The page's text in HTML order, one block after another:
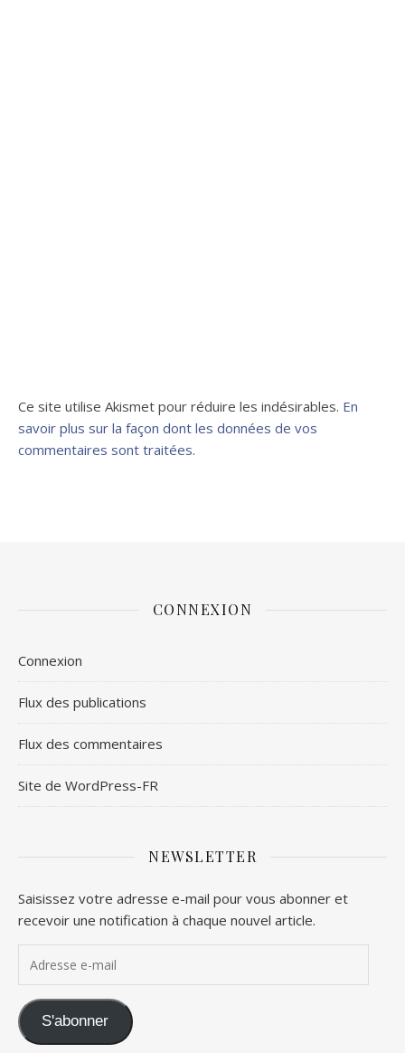
Ce site utilise Akismet pour réduire les indésirables. En
savoir plus sur la façon dont les données de vos
commentaires sont traitées.
CONNEXION
Connexion
Flux des publications
Flux des commentaires
Site de WordPress-FR
NEWSLETTER
Saisissez votre adresse e-mail pour vous abonner et
recevoir une notification à chaque nouvel article.
S'abonner